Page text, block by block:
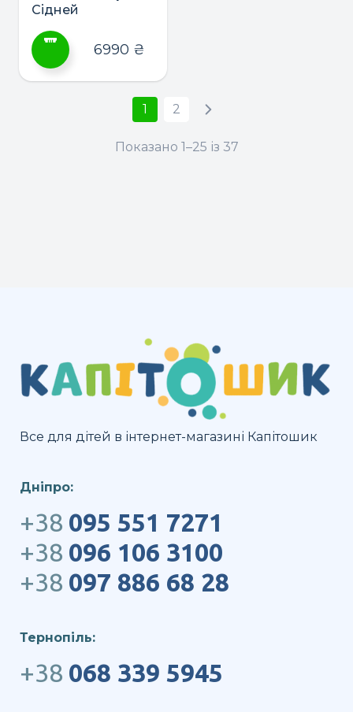
Сідней
6990 ₴
1 2
Показано 1–25 із 37
Все для дітей в інтернет-магазині Капітошик
Дніпро:
+38 095 551 7271
+38 096 106 3100
+38 097 886 68 28
Тернопіль:
+38 068 339 5945